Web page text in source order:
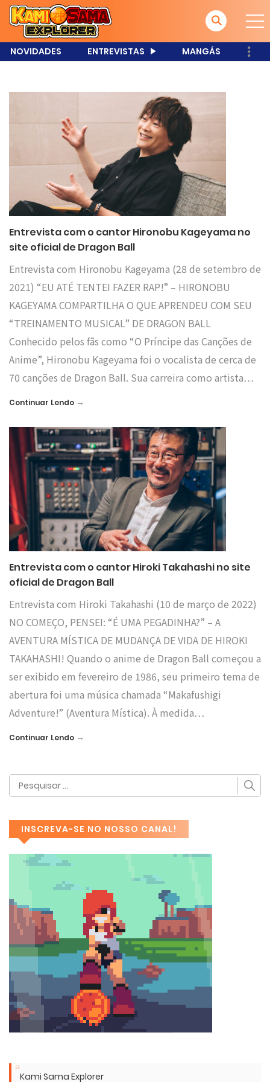
NOVIDADES ENTREVISTAS MANGÁS
Entrevista com o cantor Hironobu Kageyama no
site oficial de Dragon Ball
Entrevista com Hironobu Kageyama (28 de setembro de
2021) “EU ATÉ TENTEI FAZER RAP!” – HIRONOBU
KAGEYAMA COMPARTILHA O QUE APRENDEU COM SEU
“TREINAMENTO MUSICAL” DE DRAGON BALL
Conhecido pelos fãs como “O Príncipe das Canções de
Anime”, Hironobu Kageyama foi o vocalista de cerca de
70 canções de Dragon Ball. Sua carreira como artista…
Continuar Lendo →
Entrevista com o cantor Hiroki Takahashi no site
oficial de Dragon Ball
Entrevista com Hiroki Takahashi (10 de março de 2022)
NO COMEÇO, PENSEI: “É UMA PEGADINHA?” – A
AVENTURA MÍSTICA DE MUDANÇA DE VIDA DE HIROKI
TAKAHASHI! Quando o anime de Dragon Ball começou a
ser exibido em fevereiro de 1986, seu primeiro tema de
abertura foi uma música chamada “Makafushigi
Adventure!” (Aventura Mística). À medida…
Continuar Lendo →
INSCREVA-SE NO NOSSO CANAL!
Kami Sama Explorer